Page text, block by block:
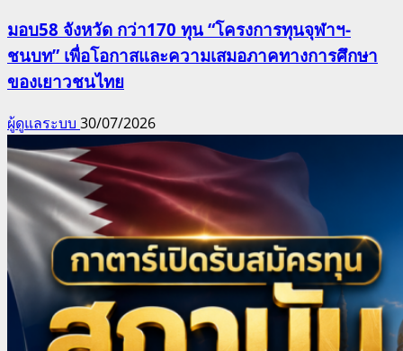
มอบ58 จังหวัด กว่า170 ทุน “โครงการทุนจุฬาฯ-
ชนบท” เพื่อโอกาสและความเสมอภาคทางการศึกษา
ของเยาวชนไทย
ผู้ดูแลระบบ 30/07/2026